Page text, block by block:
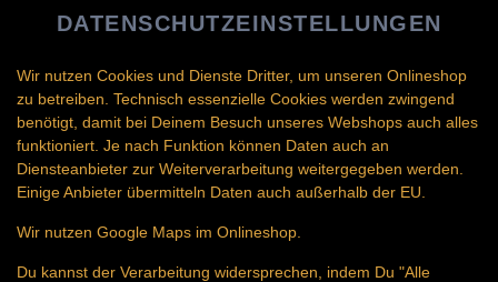
DE
SPRACHE ÄNDERN
GEBRATENER REIS BOX
DATENSCHUTZEINSTELLUNGEN
Wir nutzen Cookies und Dienste Dritter, um unseren Onlineshop
zu betreiben. Technisch essenzielle Cookies werden zwingend
benötigt, damit bei Deinem Besuch unseres Webshops auch alles
funktioniert. Je nach Funktion können Daten auch an
Diensteanbieter zur Weiterverarbeitung weitergegeben werden.
Einige Anbieter übermitteln Daten auch außerhalb der EU.
Wir nutzen Google Maps im Onlineshop.
Du kannst der Verarbeitung widersprechen, indem Du "Alle